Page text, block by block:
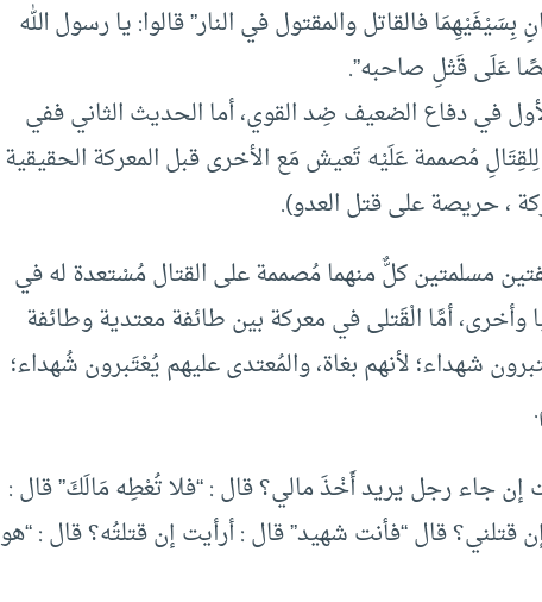
فالقاتل والمقتول في النار” قالوا: يا رسول الله
عَلَى قَتْلِ صاحبه”.
في دفاع الضعيف ضِد القوي، أما الحديث الثاني ففي
مُصممة عَلَيْه تَعيش مَع الأخرى قبل المعركة الحقيقية
، حريصة على قتل العدو).
مسلمتين كلٌّ منهما مُصممة على القتال مُسْتعدة له في
أمَّا الْقَتلى في معركة بين طائفة معتدية وطائفة
شهداء؛ لأنهم بغاة، والمُعتدى عليهم يُعْتَبرون شُهداء؛
إن جاء رجل يريد أَخْذَ مالي؟ قال : “فلا تُعْطِه مَالَكَ” قال :
قتلني؟ قال “فأنت شهيد” قال : أرأيت إن قتلتُه؟ قال : “هو